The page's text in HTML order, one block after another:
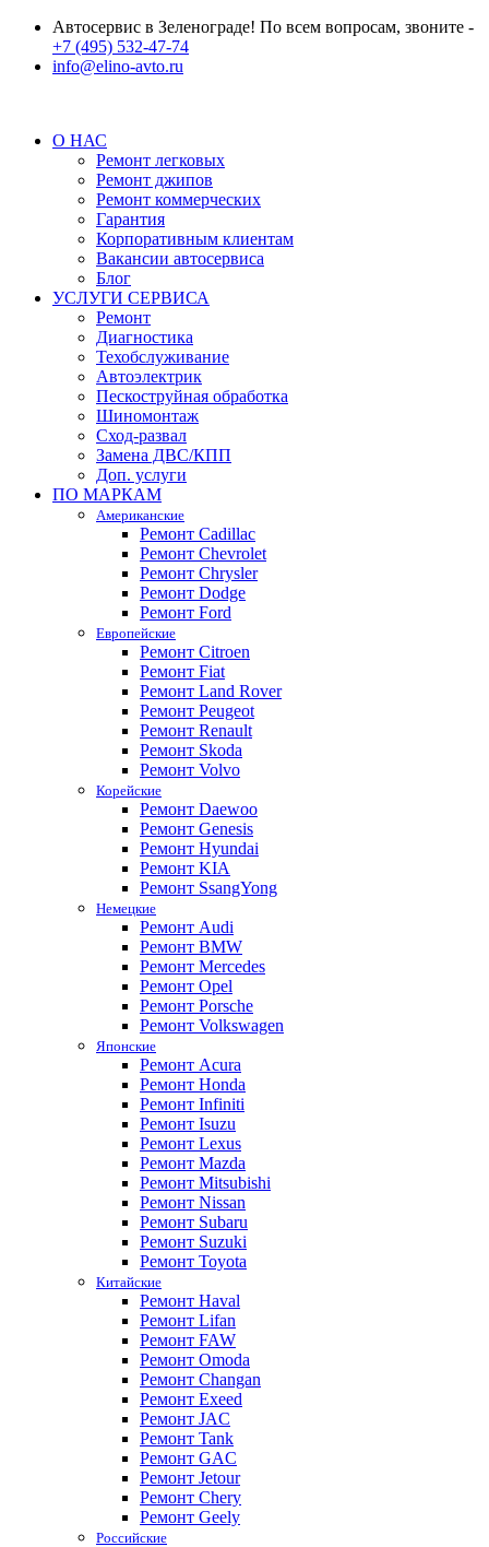
Автосервис в Зеленограде! По всем вопросам, звоните -
+7 (495) 532-47-74
info@elino-avto.ru
О НАС
Ремонт легковых
Ремонт джипов
Ремонт коммерческих
Гарантия
Корпоративным клиентам
Вакансии автосервиса
Блог
УСЛУГИ СЕРВИСА
Ремонт
Диагностика
Техобслуживание
Автоэлектрик
Пескоструйная обработка
Шиномонтаж
Сход-развал
Замена ДВС/КПП
Доп. услуги
ПО МАРКАМ
Американские
Ремонт Cadillac
Ремонт Chevrolet
Ремонт Chrysler
Ремонт Dodge
Ремонт Ford
Европейские
Ремонт Citroen
Ремонт Fiat
Ремонт Land Rover
Ремонт Peugeot
Ремонт Renault
Ремонт Skoda
Ремонт Volvo
Корейские
Ремонт Daewoo
Ремонт Genesis
Ремонт Hyundai
Ремонт KIA
Ремонт SsangYong
Немецкие
Ремонт Audi
Ремонт BMW
Ремонт Mercedes
Ремонт Opel
Ремонт Porsche
Ремонт Volkswagen
Японские
Ремонт Acura
Ремонт Honda
Ремонт Infiniti
Ремонт Isuzu
Ремонт Lexus
Ремонт Mazda
Ремонт Mitsubishi
Ремонт Nissan
Ремонт Subaru
Ремонт Suzuki
Ремонт Toyota
Китайские
Ремонт Haval
Ремонт Lifan
Ремонт FAW
Ремонт Omoda
Ремонт Changan
Ремонт Exeed
Ремонт JAC
Ремонт Tank
Ремонт GAC
Ремонт Jetour
Ремонт Chery
Ремонт Geely
Российские